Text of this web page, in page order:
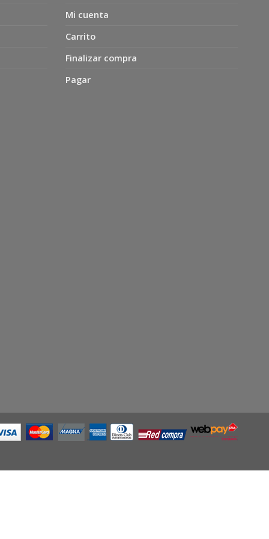
Mi cuenta
Carrito
Finalizar compra
Pagar